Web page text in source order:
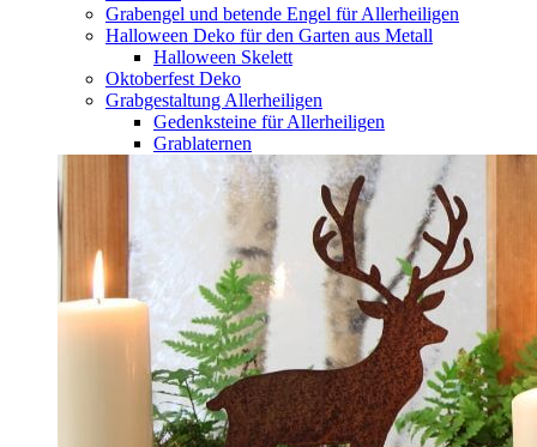
Grabengel und betende Engel für Allerheiligen
Halloween Deko für den Garten aus Metall
Halloween Skelett
Oktoberfest Deko
Grabgestaltung Allerheiligen
Gedenksteine für Allerheiligen
Grablaternen